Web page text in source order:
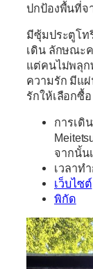
ปกป้องพื้นที่จ
มีซุ้มประตูโท
เดิน ลักษณะ
แต่คนไม่พลุก
ความรัก มีแผ่
รักให้เลือกซื้อ
การเดิ
จากนั้น
เวลาท
เว็บไซต์
พิกัด